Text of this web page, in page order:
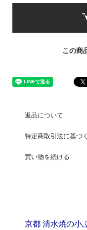
この商
返品について
特定商取引法に基づ
買い物を続ける
京都 清水焼の小